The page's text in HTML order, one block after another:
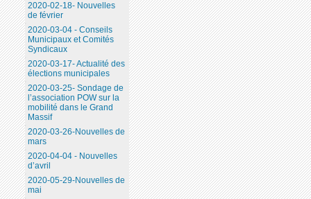
2020-02-18- Nouvelles
de février
2020-03-04 - Conseils
Municipaux et Comités
Syndicaux
2020-03-17- Actualité des
élections municipales
2020-03-25- Sondage de
l’association POW sur la
mobilité dans le Grand
Massif
2020-03-26-Nouvelles de
mars
2020-04-04 - Nouvelles
d’avril
2020-05-29-Nouvelles de
mai